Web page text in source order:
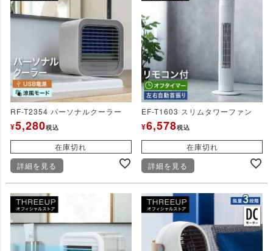
RF-T2354 パーソナルクーラー
¥5,280税込
在庫切れ
詳細を見る
EF-T1603 スリムタワーファン
¥6,578税込
在庫切れ
詳細を見る